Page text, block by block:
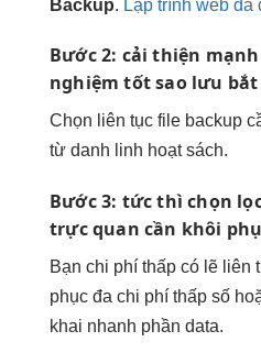
Backup. Lập trình web đa
Bước 2: cải thiện mạnh
nghiệm tốtsao lưu
Chọn liên tục file backup
từ danh linh hoạtsách.
Bước 3: tức thì chọn
trực quan cần khôi
Bạn chi phí thấp có lẽ liên
phục đa chi phí thấp số
khai nhanh phần data.